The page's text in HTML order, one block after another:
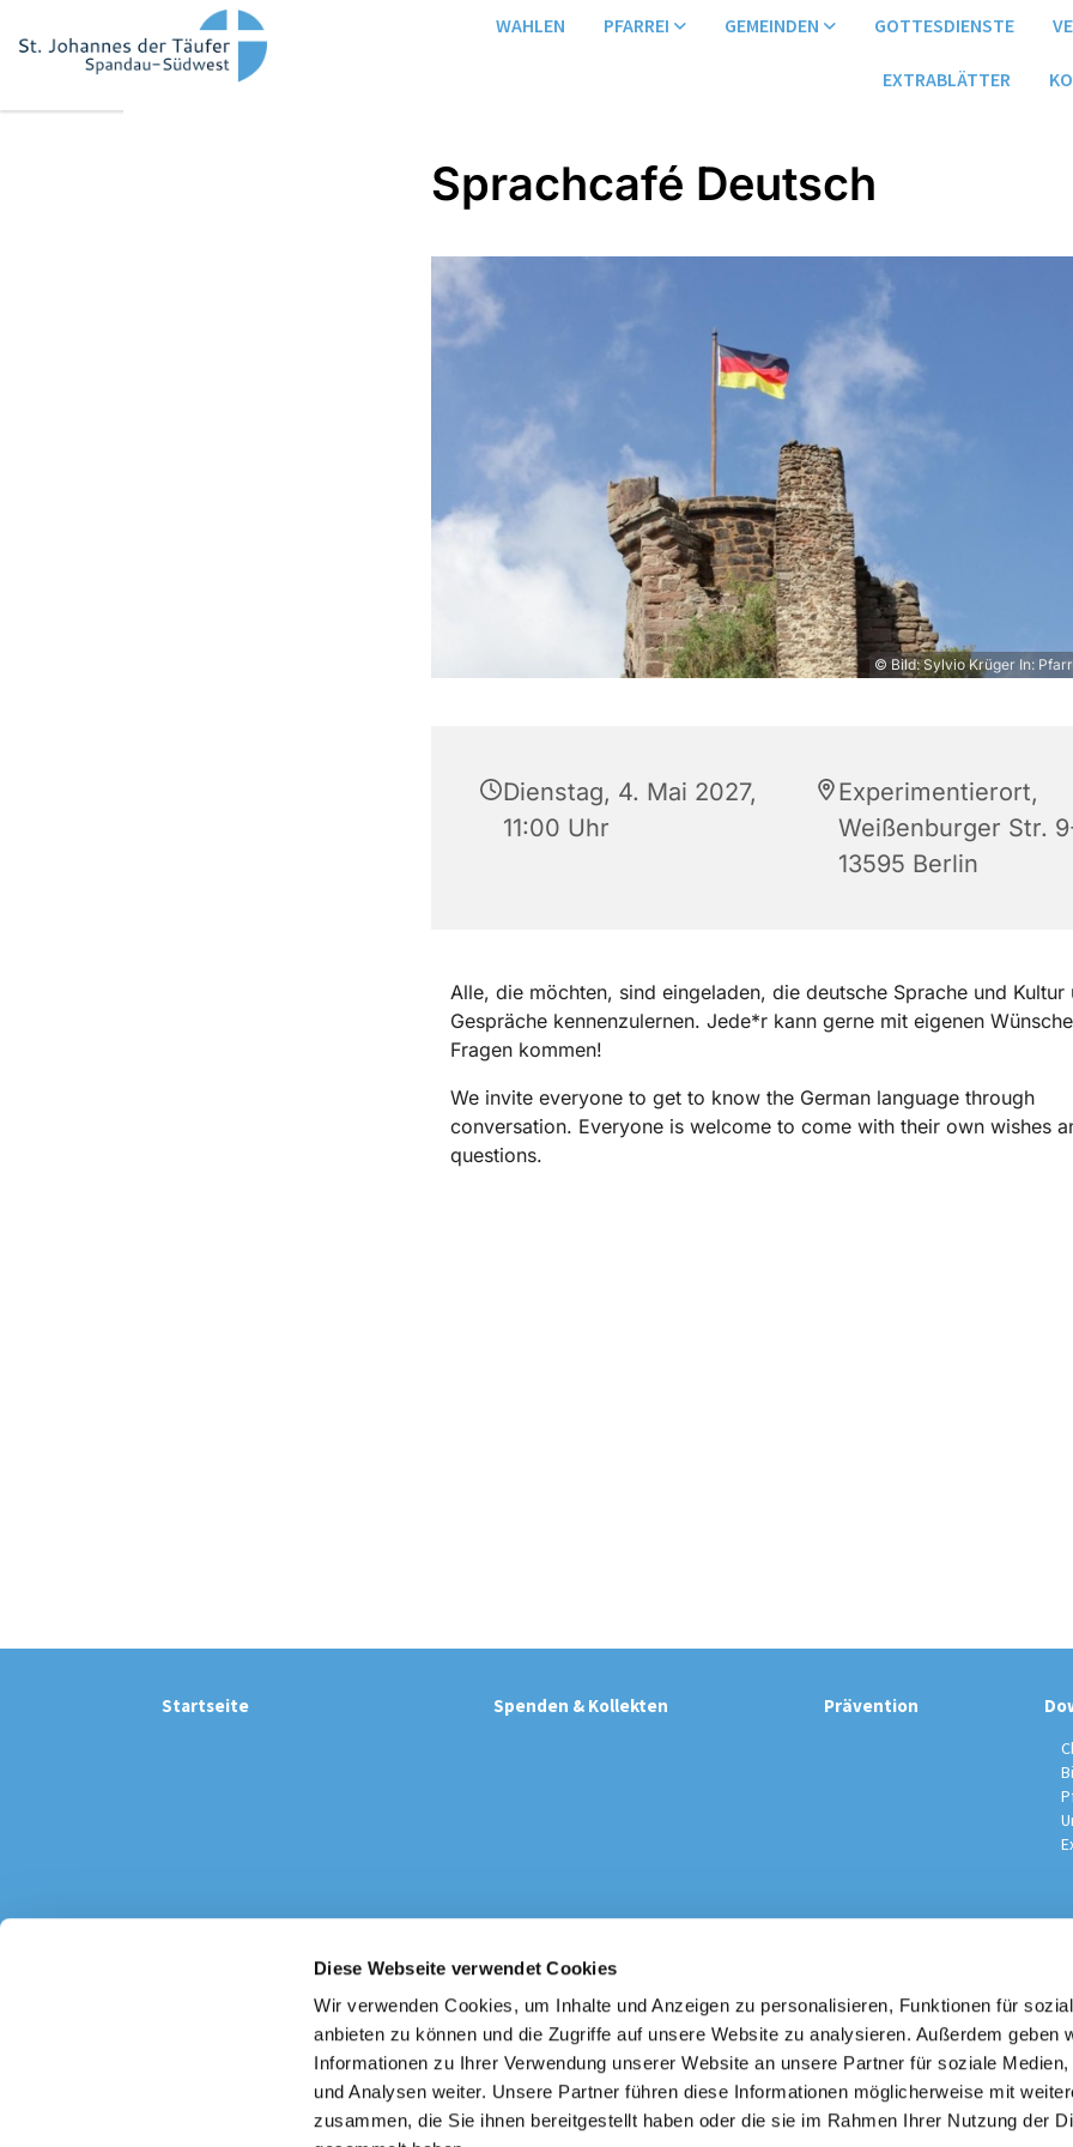
Diese Webseite verwendet Cookies
Wir verwenden Cookies, um Inhalte und Anzeigen zu personalisieren, Funktionen für
anbieten zu können und die Zugriffe auf unsere Website zu analysieren. Außerdem geben
Informationen zu Ihrer Verwendung unserer Website an unsere Partner für soziale Medien,
und Analysen weiter. Unsere Partner führen diese Informationen möglicherweise mit
zusammen, die Sie ihnen bereitgestellt haben oder die sie im Rahmen Ihrer Nutzung der
WAHLEN PFARREI GEMEINDEN GOTTESDIENSTE
EXTRABLÄTTER
Sprachcafé Deutsch
© Bild: Sylvio Krüger In:
Dienstag, 4. Mai 2027,
11:00 Uhr
Experimentierort,
Weißenburger Str.
13595 Berlin
Alle, die möchten, sind eingeladen, die deutsche Sprache und Kultur
Gespräche kennenzulernen. Jede*r kann gerne mit eigenen
Fragen kommen!
We invite everyone to get to know the German language through
conversation. Everyone is welcome to come with their own wishes
questions.
Startseite Spenden & Kollekten Prävention
Katholische Kirchengemeinde / Pfarrei St. Johannes der Täufer
Am Kiesteich 50, 13589 Berlin
030 – 373 22 16
info@st-johannes-spandau.de
Kontakt|Impressum |Datenschutzhinweise|Erzbistum Berlin